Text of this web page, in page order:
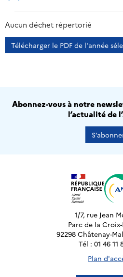
2013 2014
Aucun déchet répertorié
Télécharger le PDF de l'année
Abonnez-vous à notre
l’actualité de
1/7, rue Jean
Parc de la
92298 Châtenay-
Tél : 01 46 11
Plan